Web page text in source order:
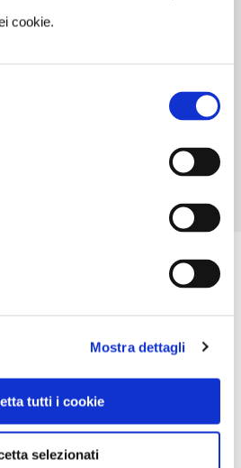
cookie.
Mostra dettagli
tutti i cookie
selezionati